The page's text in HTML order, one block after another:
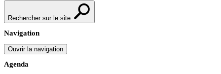
Rechercher sur le site
Navigation
Ouvrir la navigation
Agenda